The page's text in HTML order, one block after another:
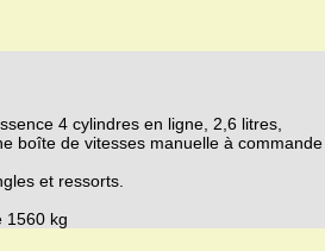
4 cylindres en ligne, 2,6 litres,
boîte de vitesses manuelle à commande
et ressorts.
1560 kg